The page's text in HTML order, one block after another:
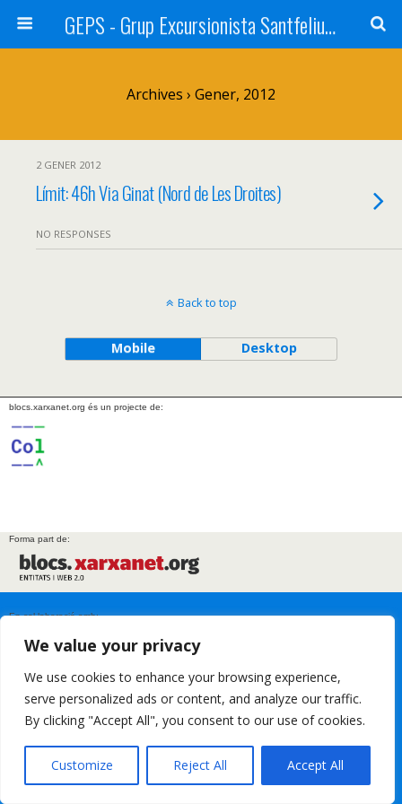
We value your privacy
We use cookies to enhance your browsing experience,
serve personalized ads or content, and analyze our traffic.
By clicking "Accept All", you consent to our use of cookies.
Customize Reject All Accept All
GEPS - Grup Excursionista Santfeliuenc
Archives › Gener, 2012
2 GENER 2012
Límit: 46h Via Ginat (Nord de Les Droites)
NO RESPONSES
Back to top
Mobile Desktop
blocs.xarxanet.org és un projecte de:
Forma part de:
En col·laboració amb:
Amb el suport de: